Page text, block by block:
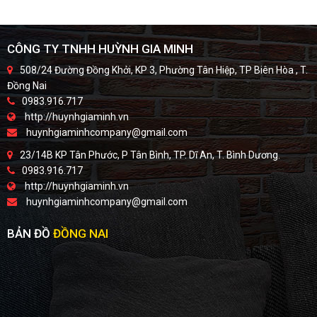
CÔNG TY TNHH HUỲNH GIA MINH
508/24 Đường Đồng Khởi, KP 3, Phường Tân Hiệp, TP Biên Hòa , T.
Đồng Nai
0983.916.717
http://huynhgiaminh.vn
huynhgiaminhcompany@gmail.com
23/14B KP Tân Phước, P Tân Bình, TP. Dĩ An, T. Bình Dương.
0983.916.717
http://huynhgiaminh.vn
huynhgiaminhcompany@gmail.com
BẢN ĐỒĐỒNG NAI